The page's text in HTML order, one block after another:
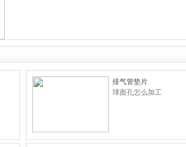
排气管垫片
球面孔怎么加工